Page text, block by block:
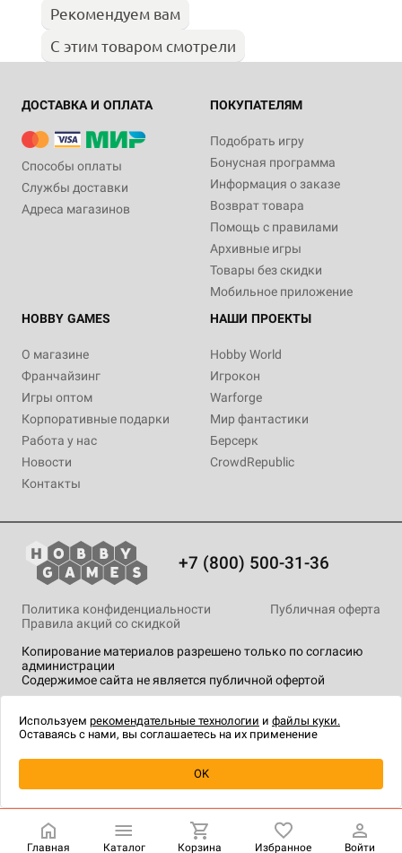
Уведомить о наличии
Рекомендуем вам
С этим товаром смотрели
ДОСТАВКА И ОПЛАТА
Способы оплаты
Службы доставки
Адреса магазинов
ПОКУПАТЕЛЯМ
Подобрать игру
Бонусная программа
Информация о заказе
Возврат товара
Помощь с правилами
Архивные игры
Товары без скидки
Мобильное приложение
HOBBY GAMES
О магазине
Франчайзинг
Игры оптом
Корпоративные подарки
Работа у нас
Новости
Контакты
НАШИ ПРОЕКТЫ
Hobby World
Игрокон
Warforge
Мир фантастики
Берсерк
CrowdRepublic
+7 (800) 500-31-36
Копирование материалов разрешено только по согласию
администрации
Содержимое сайта не является публичной офертой
Политика конфиденциальности
Публичная оферта
Правила акций со скидкой
технологии.
Главная Каталог Корзина Избранное Войти
Используем рекомендательные технологии и файлы куки.
Оставаясь с нами, вы соглашаетесь на их применение
OK